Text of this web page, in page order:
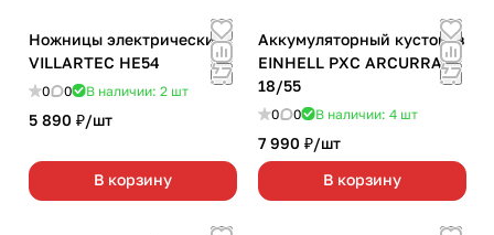
Ножницы электрические
VILLARTEC НE54
0 0 В наличии: 2 шт
5 890 ₽/шт
В корзину
Аккумуляторный кусторез
EINHELL PXC ARCURRA
18/55
0 0 В наличии: 4 шт
7 990 ₽/шт
В корзину